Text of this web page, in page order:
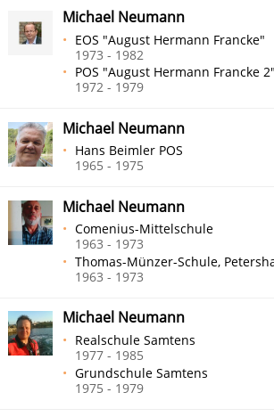
Michael Neumann
EOS "August Hermann Francke"
1973 - 1982
POS "August Hermann Francke
1972 - 1979
Michael Neumann
Hans Beimler POS
1965 - 1975
Michael Neumann
Comenius-Mittelschule
1963 - 1973
Thomas-Münzer-Schule,
1963 - 1973
Michael Neumann
Realschule Samtens
1977 - 1985
Grundschule Samtens
1975 - 1979